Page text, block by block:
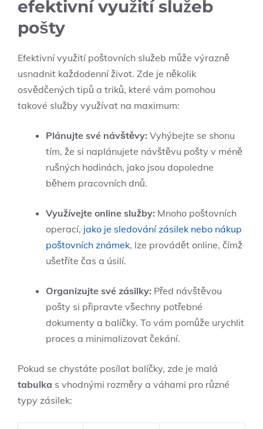
efektivní využití služeb
pošty
Efektivní ⁣využití poštovních služeb může výrazně
usnadnit každodenní život. Zde je několik
osvědčených⁢ tipů a triků, které vám pomohou ​
takové služby využívat na ​maximum:
Plánujte ⁢své návštěvy: Vyhýbejte se shonu⁤
tím, že si naplánujete návštěvu pošty v méně
rušných hodinách, jako ⁣jsou dopoledne
během pracovních dnů.
Využívejte online služby: Mnoho‌ poštovních⁢
operací,‍ jako je sledování zásilek nebo nákup
poštovních známek, ⁢lze provádět online, čímž
ušetříte čas a úsilí.
Organizujte své⁣ zásilky: Před návštěvou
pošty si připravte všechny potřebné
dokumenty ​a balíčky. To vám pomůže urychlit
⁤proces​ a⁣ minimalizovat čekání.
Pokud se chystáte posílat balíčky, zde je ​malá
tabulka s vhodnými rozměry a váhami pro různé
typy zásilek: